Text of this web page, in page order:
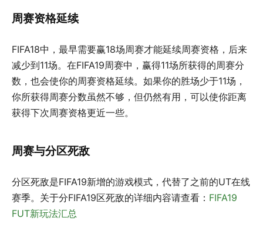
周赛资格延续
FIFA18中，最早需要赢18场周赛才能延续周赛资格，后来
减少到11场。在FIFA19周赛中，赢得11场所获得的周赛分
数，也会使你的周赛资格延续。如果你的胜场少于11场，
你所获得周赛分数虽然不够，但仍然有用，可以使你距离
获得下次周赛资格更近一些。
周赛与分区死敌
分区死敌是FIFA19新增的游戏模式，代替了之前的UT在线
赛季。关于分FIFA19区死敌的详细内容请查看： FIFA19
FUT新玩法汇总